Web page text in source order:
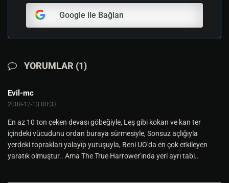
Google ile Bağlan
YORUMLAR (1)
Evil-mc
2008-12-13 00:33
En az 10 ton çeken devası göbeğiyle, Leş gibi kokan ve kan ter
içindeki vücudunu ordan buraya sürmesiyle, Sonsuz açlığıyla
yerdeki toprakları yalayıp yutuşuyla, Beni UO'da en çok etkileyen
yaratık olmuştur.. Ama The True Harrower'ında yeri ayrı tabi..